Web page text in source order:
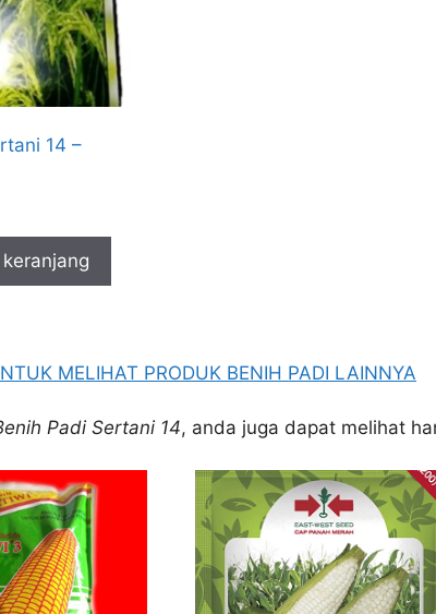
14 –
MELIHAT PRODUK BENIH PADI LAINNYA
Padi Sertani 14, anda juga dapat melihat